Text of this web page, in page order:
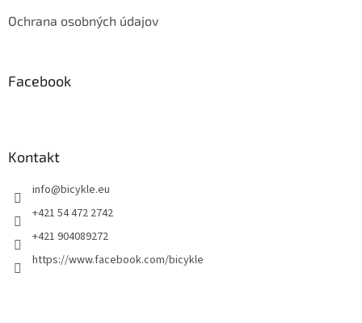
Ochrana osobných údajov
Facebook
Kontakt
info@bicykle.eu
+421 54 472 2742
+421 904089272
https://www.facebook.com/bicykle